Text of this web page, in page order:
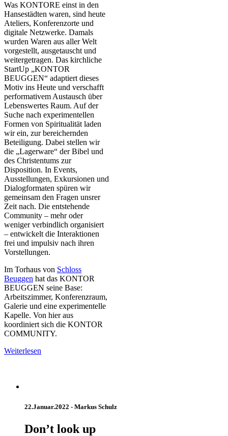
Was KONTORE einst in den
Hansestädten waren, sind heute
Ateliers, Konferenzorte und
digitale Netzwerke. Damals
wurden Waren aus aller Welt
vorgestellt, ausgetauscht und
weitergetragen. Das kirchliche
StartUp „KONTOR
BEUGGEN“ adaptiert dieses
Motiv ins Heute und verschafft
performativem Austausch über
Lebenswertes Raum. Auf der
Suche nach experimentellen
Formen von Spiritualität laden
wir ein, zur bereichernden
Beteiligung. Dabei stellen wir
die „Lagerware“ der Bibel und
des Christentums zur
Disposition. In Events,
Ausstellungen, Exkursionen und
Dialogformaten spüren wir
gemeinsam den Fragen unsrer
Zeit nach. Die entstehende
Community – mehr oder
weniger verbindlich organisiert
– entwickelt die Interaktionen
frei und impulsiv nach ihren
Vorstellungen.
Im Torhaus von Schloss
Beuggen hat das KONTOR
BEUGGEN seine Base:
Arbeitszimmer, Konferenzraum,
Galerie und eine experimentelle
Kapelle. Von hier aus
koordiniert sich die KONTOR
COMMUNITY.
Weiterlesen
22.Januar.2022 - Markus Schulz
Don’t look up